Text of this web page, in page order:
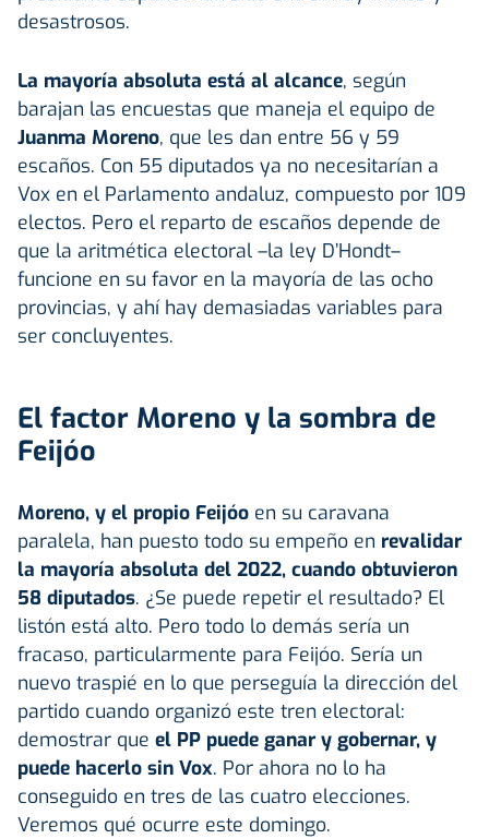
desastrosos.
La mayoría absoluta está al alcance, según
barajan las encuestas que maneja el equipo de
Juanma Moreno, que les dan entre 56 y 59
escaños. Con 55 diputados ya no necesitarían a
Vox en el Parlamento andaluz, compuesto por 109
electos. Pero el reparto de escaños depende de
que la aritmética electoral –la ley D’Hondt–
funcione en su favor en la mayoría de las ocho
provincias, y ahí hay demasiadas variables para
ser concluyentes.
El factor Moreno y la sombra de
Feijóo
Moreno, y el propio Feijóo en su caravana
paralela, han puesto todo su empeño en revalidar
la mayoría absoluta del 2022, cuando obtuvieron
58 diputados. ¿Se puede repetir el resultado? El
listón está alto. Pero todo lo demás sería un
fracaso, particularmente para Feijóo. Sería un
nuevo traspié en lo que perseguía la dirección del
partido cuando organizó este tren electoral:
demostrar que el PP puede ganar y gobernar, y
puede hacerlo sin Vox. Por ahora no lo ha
conseguido en tres de las cuatro elecciones.
Veremos qué ocurre este domingo.